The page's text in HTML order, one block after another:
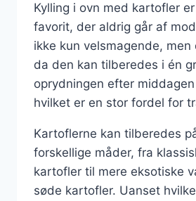
Kylling i ovn med kartofler
favorit, der aldrig går af
ikke kun velsmagende, men
da den kan tilberedes i én
oprydningen efter
hvilket er en stor fordel for
Kartoflerne kan tilberedes
forskellige måder, fra
kartofler til mere eksotiske
søde kartofler. Uanset